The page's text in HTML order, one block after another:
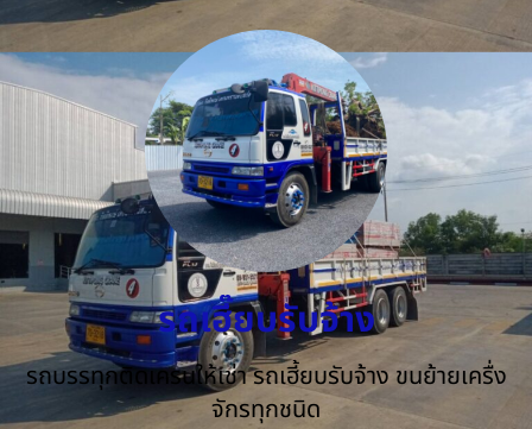
รถเฮี๊ยบรับจ้าง
รถบรรทุกติดเครนให้เช่า รถเฮี้ยบรับจ้าง ขนย้ายเครื่ง
จักรทุกชนิด